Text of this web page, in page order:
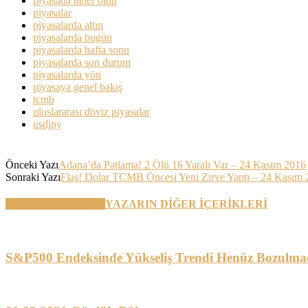
piyasalar
piyasalarda altın
piyasalarda bugün
piyasalarda hafta sonu
piyasalarda son durum
piyasalarda yön
piyasaya genel bakış
tcmb
uluslararası döviz piyasalar
usdjpy
Önceki YazıAdana’da Patlama! 2 Ölü 16 Yaralı Var – 24 Kasım 2016
Sonraki YazıFlaş! Dolar TCMB Öncesi Yeni Zirve Yaptı – 24 Kasım
YAZARIN DİĞER İÇERİKLERİ
S&P500 Endeksinde Yükseliş Trendi Henüz